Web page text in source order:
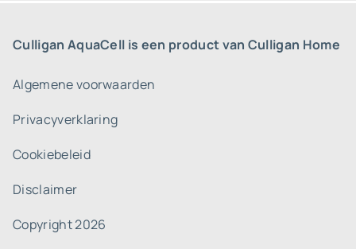
Culligan AquaCell is een product van Culligan Home
Algemene voorwaarden
Privacyverklaring
Cookiebeleid
Disclaimer
Copyright 2026